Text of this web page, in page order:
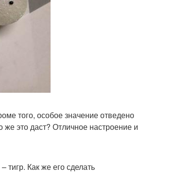
того, особое значение отведено
же это даст? Отличное настроение и
Как же его сделать